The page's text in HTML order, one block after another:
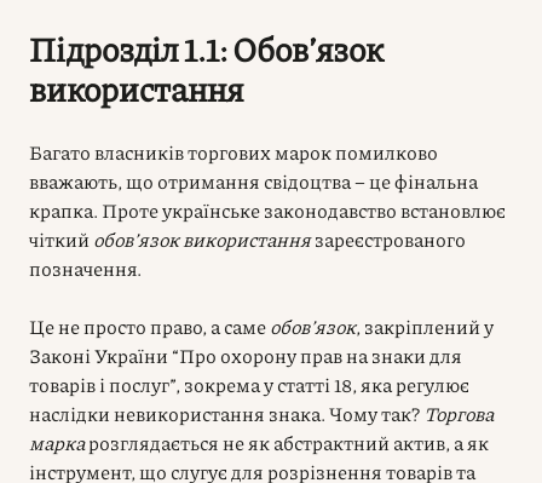
Підрозділ 1.1: Обов’язок
використання
Багато власників торгових марок помилково
вважають, що отримання свідоцтва – це фінальна
крапка. Проте українське законодавство встановлює
чіткийобов’язок використаннязареєстрованого
позначення.
Це не просто право, а самеобов’язок, закріплений у
Законі України “Про охорону прав на знаки для
товарів і послуг”, зокрема у статті 18, яка регулює
наслідки невикористання знака. Чому так? Торгова
маркарозглядається не як абстрактний актив, а як
інструмент, що слугує для розрізнення товарів та